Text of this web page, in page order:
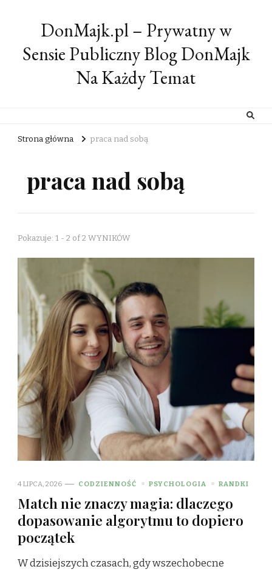
DonMajk.pl – Prywatny w
Sensie Publiczny Blog DonMajk
Na Każdy Temat
Strona główna praca nad sobą
praca nad sobą
Pokazuje: 1 - 2 of 2 WYNIKÓW
4 LIPCA, 2026 CODZIENNOŚĆ PSYCHOLOGIA RANDKI
Match nie znaczy magia: dlaczego
dopasowanie algorytmu to dopiero
początek
W dzisiejszych czasach, gdy wszechobecne